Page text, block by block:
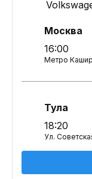
Москва
16:00
Метро
Тула
18:20
Ул.